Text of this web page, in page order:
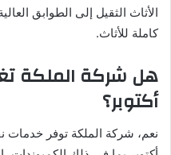
الأثاث الثقيل إلى الطوابق
كاملة للأثاث.
أكتوبر؟